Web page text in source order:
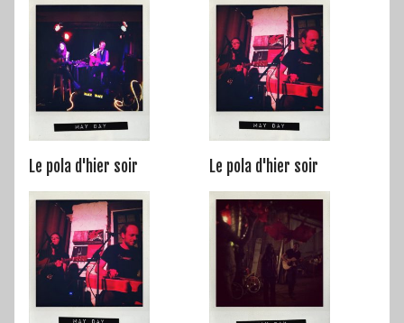
Le pola d'hier soir Le pola d'hier soir